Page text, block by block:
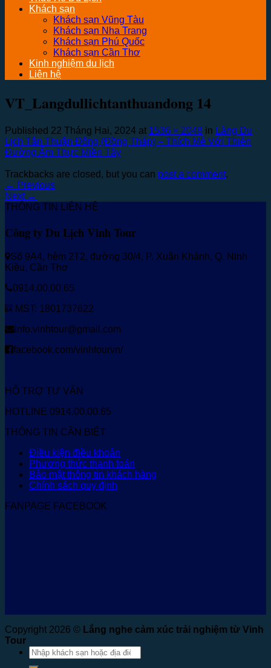
Khách sạn
Khách sạn Vũng Tàu
Khách sạn Nha Trang
Khách sạn Phú Quốc
Khách sạn Cần Thơ
Kinh nghiệm du lịch
Liên hệ
VT_Langdullichtanthuandong 14
Published 22 Tháng Hai, 2024 at 1536 × 2048 in Làng Du
Lịch Tân Thuận Đông (Đồng Tháp) – Thích Mê Với Thiên
Đường Ẩm Thực Miền Tây
Trackbacks are closed, but you can post a comment.
← Previous
Next →
THÔNG TIN LIÊN HỆ
Công ty Du Lịch Vinh Tour
Số 9A4, hẻm 2T2, đường 30/4, P. Xuân Khánh, Q. Ninh
Kiều, Cần Thơ
0914.00.00.65
MST: 1801737622
info.vinhtour@gmail.com
facebook.com/vinhtourvn/
HỖ TRỢ TƯ VẤN
HOTLINE 0914.00.00.65
THÔNG TIN CẦN BIẾT
Điều kiện điều khoản
Phương thức thanh toán
Bảo mật thông tin khách hàng
Chính sách quy định
FANPAGE FACEBOOK
Copyright 2026 © Lắng nghe cảm xúc trải nghiệm từ Vinh
Tour
Tìm
kiếm: